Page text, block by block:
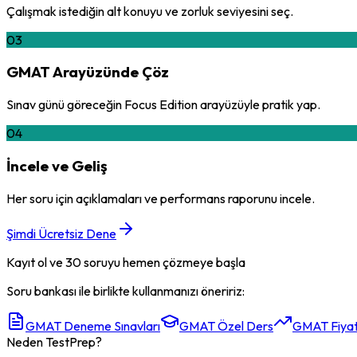
Çalışmak istediğin alt konuyu ve zorluk seviyesini seç.
03
GMAT Arayüzünde Çöz
Sınav günü göreceğin Focus Edition arayüzüyle pratik yap.
04
İncele ve Geliş
Her soru için açıklamaları ve performans raporunu incele.
Şimdi Ücretsiz Dene
Kayıt ol ve 30 soruyu hemen çözmeye başla
Soru bankası ile birlikte kullanmanızı öneririz:
GMAT Deneme Sınavları GMAT Özel Ders
GMAT
Neden TestPrep?